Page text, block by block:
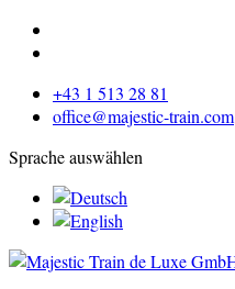
+43 1 513 28 81
office@majestic-train.com
Sprache auswählen